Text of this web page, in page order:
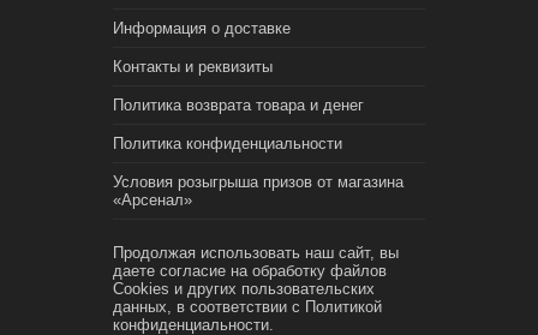
Информация о доставке
Контакты и реквизиты
Политика возврата товара и денег
Политика конфиденциальности
Условия розыгрыша призов от магазина
«Арсенал»
Продолжая использовать наш сайт, вы
даете согласие на обработку файлов
Cookies и других пользовательских
данных, в соответствии с Политикой
конфиденциальности.